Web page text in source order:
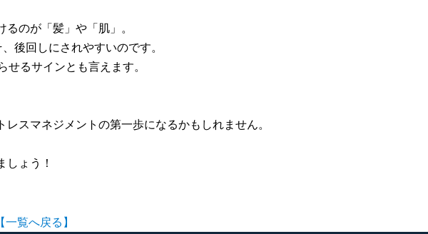
のが「髪」や「肌」。
後回しにされやすいのです。
るサインとも言えます。
スマネジメントの第一歩になるかもしれません。
しょう！
【一覧へ戻る】